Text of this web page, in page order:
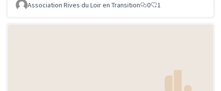
Association Rives du Loir en Transition 0 1